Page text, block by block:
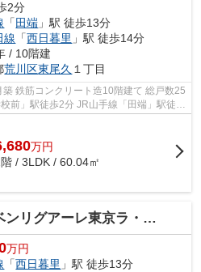
2分
「 田端 」駅 徒歩13分
線 「西日暮里 」駅 徒歩14分
/ 10階建
荒川区東尾久 １丁目
万円
/ 3LDK / 60.04㎡
リグアーレ東京ラ・トーレ
万円
「西日暮里 」駅 徒歩13分